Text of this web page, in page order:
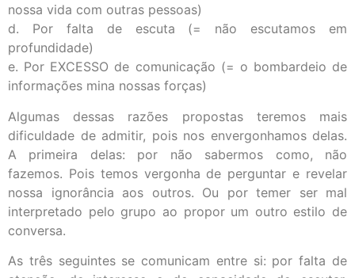
nossa vida com outras pessoas)
d. Por falta de escuta (= não escutamos em
profundidade)
e. Por EXCESSO de comunicação (= o bombardeio de
informações mina nossas forças)
Algumas dessas razões propostas teremos mais
dificuldade de admitir, pois nos envergonhamos delas.
A primeira delas: por não sabermos como, não
fazemos. Pois temos vergonha de perguntar e revelar
nossa ignorância aos outros. Ou por temer ser mal
interpretado pelo grupo ao propor um outro estilo de
conversa.
As três seguintes se comunicam entre si: por falta de